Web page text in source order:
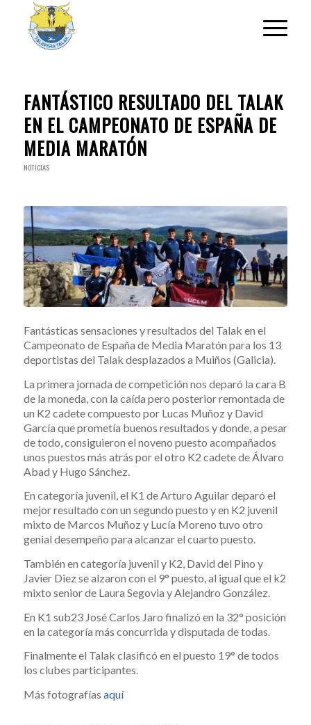
FANTÁSTICO RESULTADO DEL TALAK
EN EL CAMPEONATO DE ESPAÑA DE
MEDIA MARATÓN
NOTICIAS
Fantásticas sensaciones y resultados del Talak en el
Campeonato de España de Media Maratón para los 13
deportistas del Talak desplazados a Muiños (Galicia).
La primera jornada de competición nos deparó la cara B
de la moneda, con la caída pero posterior remontada de
un K2 cadete compuesto por Lucas Muñoz y David
García que prometía buenos resultados y donde, a pesar
de todo, consiguieron el noveno puesto acompañados
unos puestos más atrás por el otro K2 cadete de Álvaro
Abad y Hugo Sánchez.
En categoría juvenil, el K1 de Arturo Aguilar deparó el
mejor resultado con un segundo puesto y en K2 juvenil
mixto de Marcos Muñoz y Lucía Moreno tuvo otro
genial desempeño para alcanzar el cuarto puesto.
También en categoría juvenil y K2, David del Pino y
Javier Diez se alzaron con el 9° puesto, al igual que el k2
mixto senior de Laura Segovia y Alejandro González.
En K1 sub23 José Carlos Jaro finalizó en la 32° posición
en la categoría más concurrida y disputada de todas.
Finalmente el Talak clasificó en el puesto 19° de todos
los clubes participantes.
Más fotografías aquí